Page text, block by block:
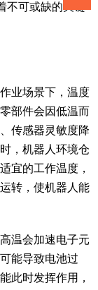
不可或缺的关键
业场景下，温度
部件会因低温而
传感器灵敏度降
，机器人环境仓
宜的工作温度，
转，使机器人能
温会加速电子元
能导致电池过
此时发挥作用，